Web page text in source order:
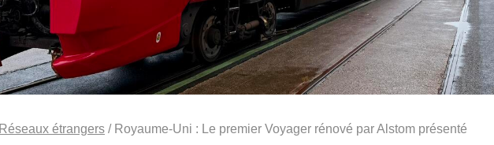
Réseaux étrangers / Royaume-Uni : Le premier Voyager rénové par Alstom présenté